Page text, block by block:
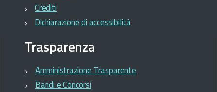
Crediti
Dichiarazione di accessibilità
Trasparenza
Amministrazione Trasparente
Bandi e Concorsi